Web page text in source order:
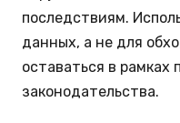
последствиям.
данных, а не для
оставаться в рамках
законодательства.